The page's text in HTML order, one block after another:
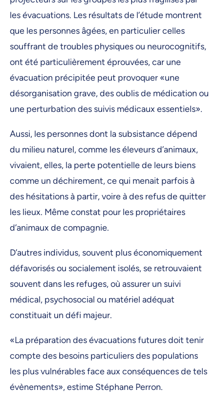
les évacuations. Les résultats de l’étude montrent
que les personnes âgées, en particulier celles
souffrant de troubles physiques ou neurocognitifs,
ont été particulièrement éprouvées, car une
évacuation précipitée peut provoquer «une
désorganisation grave, des oublis de médication ou
une perturbation des suivis médicaux essentiels».
Aussi, les personnes dont la subsistance dépend
du milieu naturel, comme les éleveurs d’animaux,
vivaient, elles, la perte potentielle de leurs biens
comme un déchirement, ce qui menait parfois à
des hésitations à partir, voire à des refus de quitter
les lieux. Même constat pour les propriétaires
d’animaux de compagnie.
D’autres individus, souvent plus économiquement
défavorisés ou socialement isolés, se retrouvaient
souvent dans les refuges, où assurer un suivi
médical, psychosocial ou matériel adéquat
constituait un défi majeur.
«La préparation des évacuations futures doit tenir
compte des besoins particuliers des populations
les plus vulnérables face aux conséquences de tels
évènements», estime Stéphane Perron.